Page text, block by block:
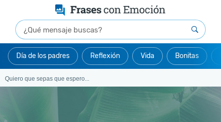
Día de los padres Reflexión Vida Bonitas
Quiero que sepas que espero...